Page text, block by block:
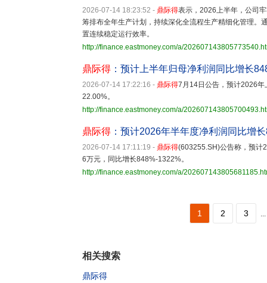
2026-07-14 18:23:52 - 鼎际得表示，2026上半年，公司
筹排布全年生产计划，持续深化全流程生产精细化管理。
置连续稳定运行效率。
http://finance.eastmoney.com/a/
鼎际得 ：预计上半年归母净利润同比增长
2026-07-14 17:22:16 - 鼎际得7月14日公告，预计2026
22.00%。
http://finance.eastmoney.com/a/
鼎际得 ：预计2026年半年度净利润同比增
2026-07-14 17:11:19 - 鼎际得(603255.SH)公告称，预计
6万元，同比增长848%-1322%。
http://finance.eastmoney.com/a/
1 2 3 ...
相关搜索
鼎际得